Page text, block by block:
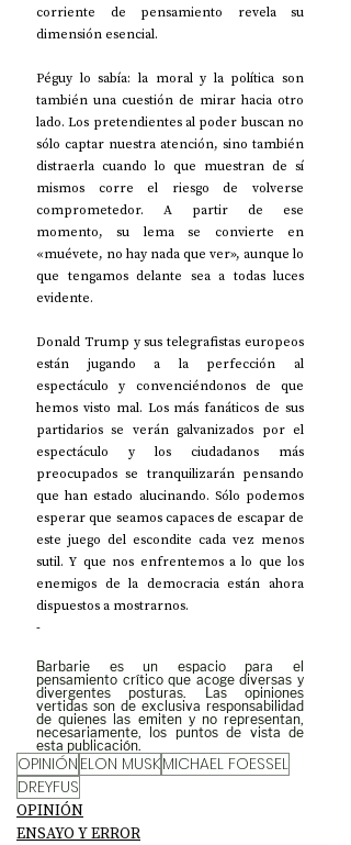
corriente de pensamiento revela su
dimensión esencial.
Péguy lo sabía: la moral y la política son
también una cuestión de mirar hacia otro
lado. Los pretendientes al poder buscan no
sólo captar nuestra atención, sino también
distraerla cuando lo que muestran de sí
mismos corre el riesgo de volverse
comprometedor. A partir de ese
momento, su lema se convierte en
«muévete, no hay nada que ver», aunque lo
que tengamos delante sea a todas luces
evidente.
Donald Trump y sus telegrafistas europeos
están jugando a la perfección al
espectáculo y convenciéndonos de que
hemos visto mal. Los más fanáticos de sus
partidarios se verán galvanizados por el
espectáculo y los ciudadanos más
preocupados se tranquilizarán pensando
que han estado alucinando. Sólo podemos
esperar que seamos capaces de escapar de
este juego del escondite cada vez menos
sutil. Y que nos enfrentemos a lo que los
enemigos de la democracia están ahora
dispuestos a mostrarnos.
-
Barbarie es un espacio para el
pensamiento crítico que acoge diversas y
divergentes posturas. Las opiniones
vertidas son de exclusiva responsabilidad
de quienes las emiten y no representan,
necesariamente, los puntos de vista de
esta publicación.
OPINIÓN ELON MUSKMICHAEL FOESSEL
DREYFUS
OPINIÓN
ENSAYO Y ERROR